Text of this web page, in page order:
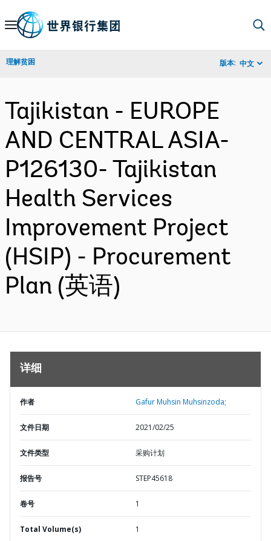
Skip
Navigation
理解贫困 版本: 中文
Tajikistan - EUROPE
AND CENTRAL ASIA-
P126130- Tajikistan
Health Services
Improvement Project
(HSIP) - Procurement
Plan (英语)
详细
作者 Gafur Muhsin Muhsinzoda;
文件日期 2021/02/25
文件类型 采购计划
报告号 STEP45618
卷号 1
Total Volume(s) 1